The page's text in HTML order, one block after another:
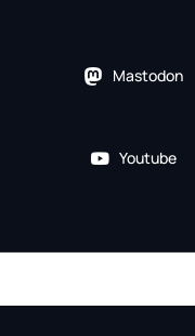
Mastodon
Youtube